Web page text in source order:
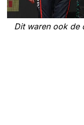
Dit waren ook de